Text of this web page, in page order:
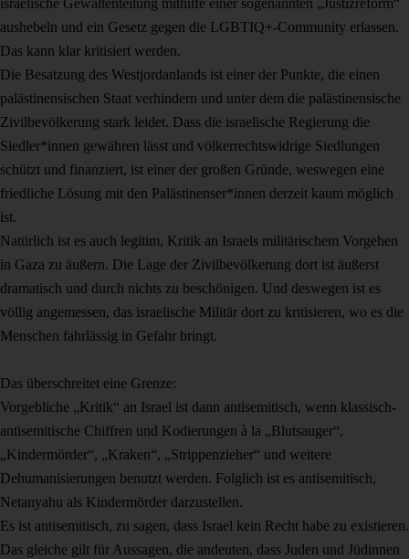
israelische Gewaltenteilung mithilfe einer sogenannten „Justizreform“
aushebeln und ein Gesetz gegen die LGBTIQ+-Community erlassen.
Das kann klar kritisiert werden.
Die Besatzung des Westjordanlands ist einer der Punkte, die einen
palästinensischen Staat verhindern und unter dem die palästinensische
Zivilbevölkerung stark leidet. Dass die israelische Regierung die
Siedler*innen gewähren lässt und völkerrechtswidrige Siedlungen
schützt und finanziert, ist einer der großen Gründe, weswegen eine
friedliche Lösung mit den Palästinenser*innen derzeit kaum möglich
ist.
Natürlich ist es auch legitim, Kritik an Israels militärischem Vorgehen
in Gaza zu äußern. Die Lage der Zivilbevölkerung dort ist äußerst
dramatisch und durch nichts zu beschönigen. Und deswegen ist es
völlig angemessen, das israelische Militär dort zu kritisieren, wo es die
Menschen fahrlässig in Gefahr bringt.
Das überschreitet eine Grenze:
Vorgebliche „Kritik“ an Israel ist dann antisemitisch, wenn klassisch-
antisemitische Chiffren und Kodierungen à la „Blutsauger“,
„Kindermörder“, „Kraken“, „Strippenzieher“ und weitere
Dehumanisierungen benutzt werden. Folglich ist es antisemitisch,
Netanyahu als Kindermörder darzustellen.
Es ist antisemitisch, zu sagen, dass Israel kein Recht habe zu existieren.
Das gleiche gilt für Aussagen, die andeuten, dass Juden und Jüdinnen